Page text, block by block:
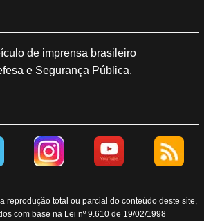
de imprensa brasileiro
e Segurança Pública.
reprodução total ou parcial do conteúdo deste site,
com base na Lei nº 9.610 de 19/02/1998